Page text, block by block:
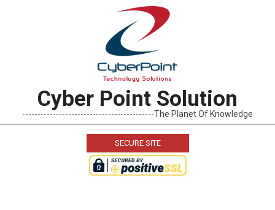
Cyber Point Solution
-------------------------------------------The Planet Of Knowledge
SECURE SITE